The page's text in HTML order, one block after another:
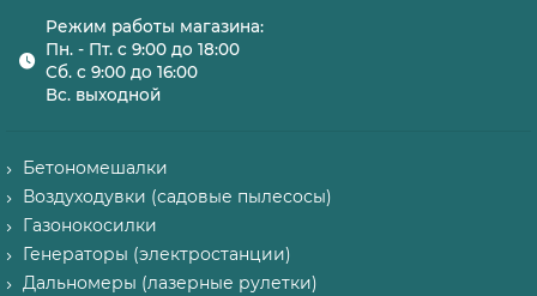
Режим работы магазина:
Пн. - Пт. с 9:00 до 18:00
Сб. с 9:00 до 16:00
Вс. выходной
Бетономешалки
Воздуходувки (садовые пылесосы)
Газонокосилки
Генераторы (электростанции)
Дальномеры (лазерные рулетки)